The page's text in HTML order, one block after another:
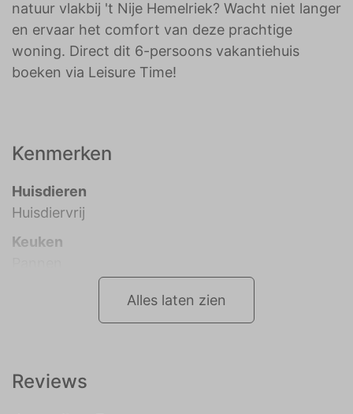
natuur vlakbij 't Nije Hemelriek? Wacht niet langer
en ervaar het comfort van deze prachtige
woning. Direct dit 6-persoons vakantiehuis
boeken via Leisure Time!
Kenmerken
Huisdieren
Huisdiervrij
Keuken
Alles laten zien
Reviews